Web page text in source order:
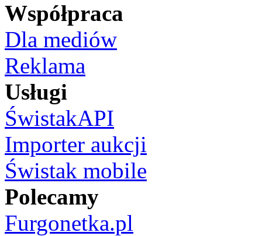
Współpraca
Dla mediów
Reklama
Usługi
ŚwistakAPI
Importer aukcji
Świstak mobile
Polecamy
Furgonetka.pl